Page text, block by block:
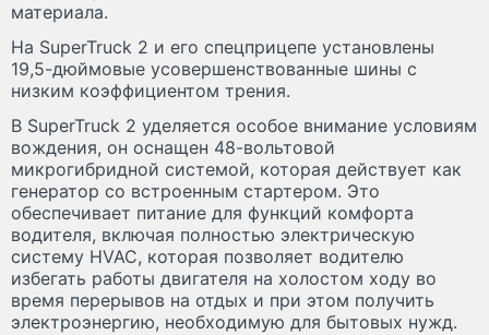
материала.
На SuperTruck 2 и его спецприцепе установлены
19,5-дюймовые усовершенствованные шины с
низким коэффициентом трения.
В SuperTruck 2 уделяется особое внимание условиям
вождения, он оснащен 48-вольтовой
микрогибридной системой, которая действует как
генератор со встроенным стартером. Это
обеспечивает питание для функций комфорта
водителя, включая полностью электрическую
систему HVAC, которая позволяет водителю
избегать работы двигателя на холостом ходу во
время перерывов на отдых и при этом получить
электроэнергию, необходимую для бытовых нужд.